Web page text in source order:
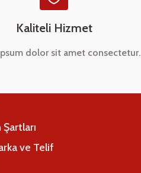
Kaliteli Hizmet
dolor sit amet consectetur.
Şartları
ve Telif